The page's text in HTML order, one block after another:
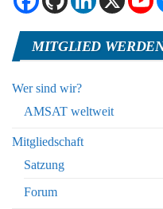
MITGLIED
Wer sind wir?
AMSAT weltweit
Mitgliedschaft
Satzung
Forum